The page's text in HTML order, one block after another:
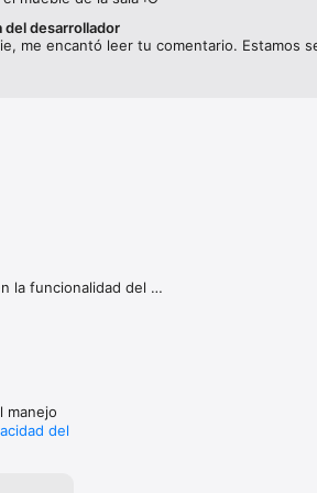
del desarrollador
me encantó leer tu comentario. Estamos
la funcionalidad del
manejo
del